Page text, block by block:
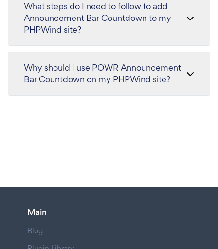
What steps do I need to follow to add
Announcement Bar Countdown to my
PHPWind site?
Why should I use POWR Announcement
Bar Countdown on my PHPWind site?
Main
Blog